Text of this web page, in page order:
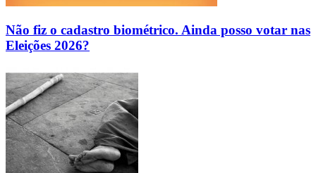
Não fiz o cadastro biométrico. Ainda posso votar nas
Eleições 2026?